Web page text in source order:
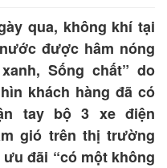
qua, không khí tại
được hâm nóng
Sống chất” do
khách hàng đã có
tay bộ 3 xe điện
gió trên thị trường
đãi “có một không